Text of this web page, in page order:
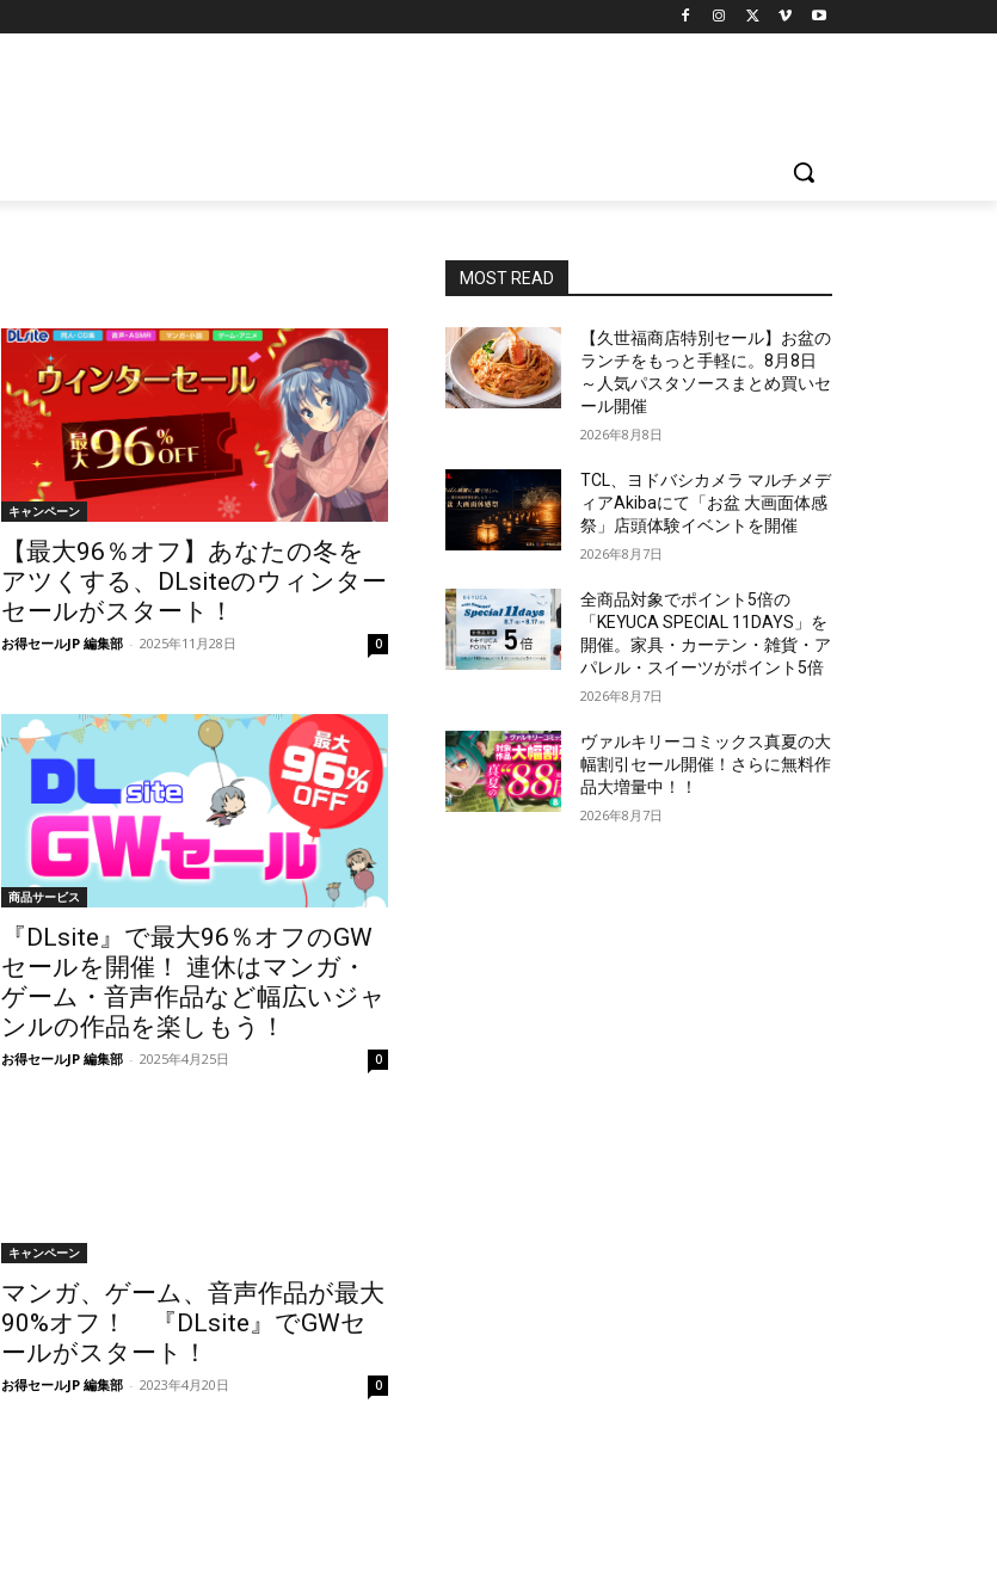
キャンペーン
【最大96％オフ】あなたの冬を
アツくする、DLsiteのウィンター
セールがスタート！
お得セールJP 編集部 - 2025年11月28日 0
商品サービス
『DLsite』で最大96％オフのGW
セールを開催！ 連休はマンガ・
ゲーム・音声作品など幅広いジャ
ンルの作品を楽しもう！
お得セールJP 編集部 - 2025年4月25日 0
キャンペーン
マンガ、ゲーム、音声作品が最大
90%オフ！ 『DLsite』でGWセ
ールがスタート！
お得セールJP 編集部 - 2023年4月20日 0
MOST READ
【久世福商店特別セール】お盆の
ランチをもっと手軽に。8月8日
～人気パスタソースまとめ買いセ
ール開催
2026年8月8日
TCL、ヨドバシカメラ マルチメデ
ィアAkibaにて「お盆 大画面体感
祭」店頭体験イベントを開催
2026年8月7日
全商品対象でポイント5倍の
「KEYUCA SPECIAL 11DAYS」を
開催。家具・カーテン・雑貨・ア
パレル・スイーツがポイント5倍
2026年8月7日
ヴァルキリーコミックス真夏の大
幅割引セール開催！さらに無料作
品大増量中！！
2026年8月7日